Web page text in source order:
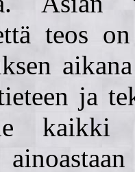
teos
ja
kaikki